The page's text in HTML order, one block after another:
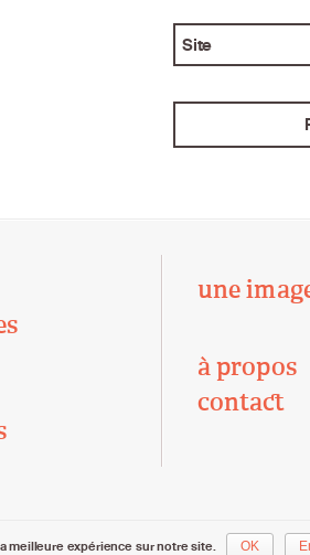
Site
une
à propos
contact
meilleure expérience sur notre site. OK